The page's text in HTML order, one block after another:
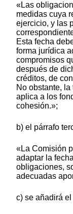
«Las
medidas cuya
ejercicio, y las
Esta fecha
forma jurídica
compromisos
después de
créditos, de
No obstante,
aplica a los
cohesión.»;
b) el párrafo
«La Comisión
adaptar la
obligaciones,
adecuadas
c) se añadirá